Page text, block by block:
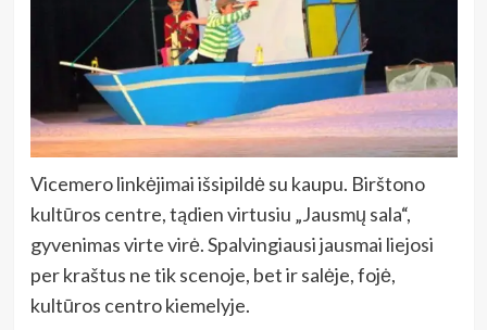
Vicemero linkėjimai išsipildė su kaupu. Birštono
kultūros centre, tądien virtusiu „Jausmų sala“,
gyvenimas virte virė. Spalvingiausi jausmai liejosi
per kraštus ne tik scenoje, bet ir salėje, fojė,
kultūros centro kiemelyje.